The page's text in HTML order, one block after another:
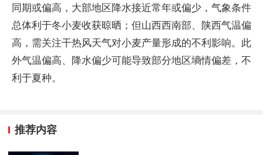
同期或偏高，大部地区降水接近常年或偏少，气象条件
总体利于冬小麦收获晾晒；但山西西南部、陕西气温偏
高，需关注干热风天气对小麦产量形成的不利影响。此
外气温偏高、降水偏少可能导致部分地区墒情偏差，不
利于夏种。
推荐内容